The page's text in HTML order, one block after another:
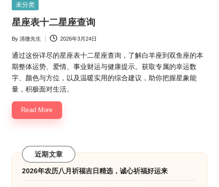
Posted
未分类
星座表十二星座查询
Posted
by
By 清微先生 2026年3月24日
通过这份详尽的星座表十二星座查询，了解白羊座到双鱼座的本
期整体运势、爱情、事业财运与健康提示。获取专属的幸运数
字、颜色与方位，以及温暖实用的综合建议，助你把握星象能
量，积极面对生活。
Read More
近期文章
2026年农历八月祈福吉日精选，诚心祈福好运来